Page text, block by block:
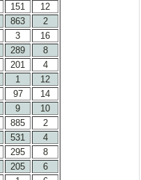
151
12
863
2
3
16
289
8
201
4
1
12
97
14
9
10
885
2
531
4
295
8
205
6